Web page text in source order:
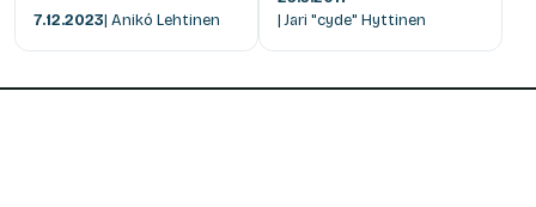
7.12.2023| Anikó Lehtinen
| Jari "cyde" Hyttinen